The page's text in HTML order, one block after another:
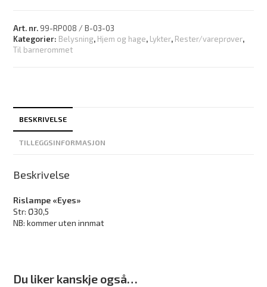
Art. nr. 99-RP008 / B-03-03
Kategorier: Belysning, Hjem og hage, Lykter, Rester/vareprøver,
Til barnerommet
BESKRIVELSE
TILLEGGSINFORMASJON
Beskrivelse
Rislampe «Eyes»
Str: Ø30,5
NB: kommer uten innmat
Du liker kanskje også…